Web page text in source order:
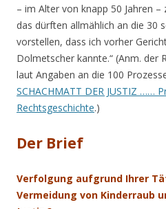
– im Alter von knapp 50 Jahren
das dürften allmählich an die 30
vorstellen, dass ich vorher
Dolmetscher kannte.“ (Anm. der
laut Angaben an die 100
SCHACHMATT DER JUSTIZ ……
Rechtsgeschichte.)
Der Brief
Verfolgung aufgrund Ihrer
Vermeidung von Kinderraub